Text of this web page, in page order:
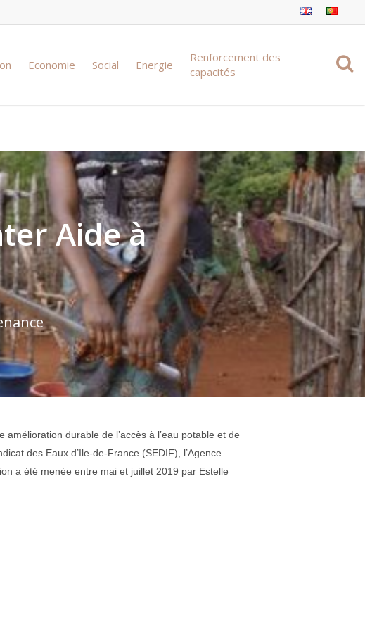
Economie Social Energie
Renforcement des
capacités
Aide à
durable de l’accès à l’eau potable et de
des Eaux d’Ile-de-France (SEDIF), l’Agence
a été menée entre mai et juillet 2019 par Estelle